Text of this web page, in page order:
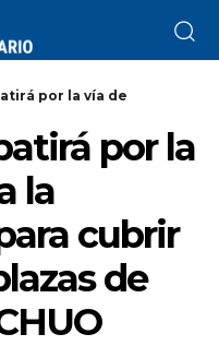
por la vía de
por la
la
cubrir
de